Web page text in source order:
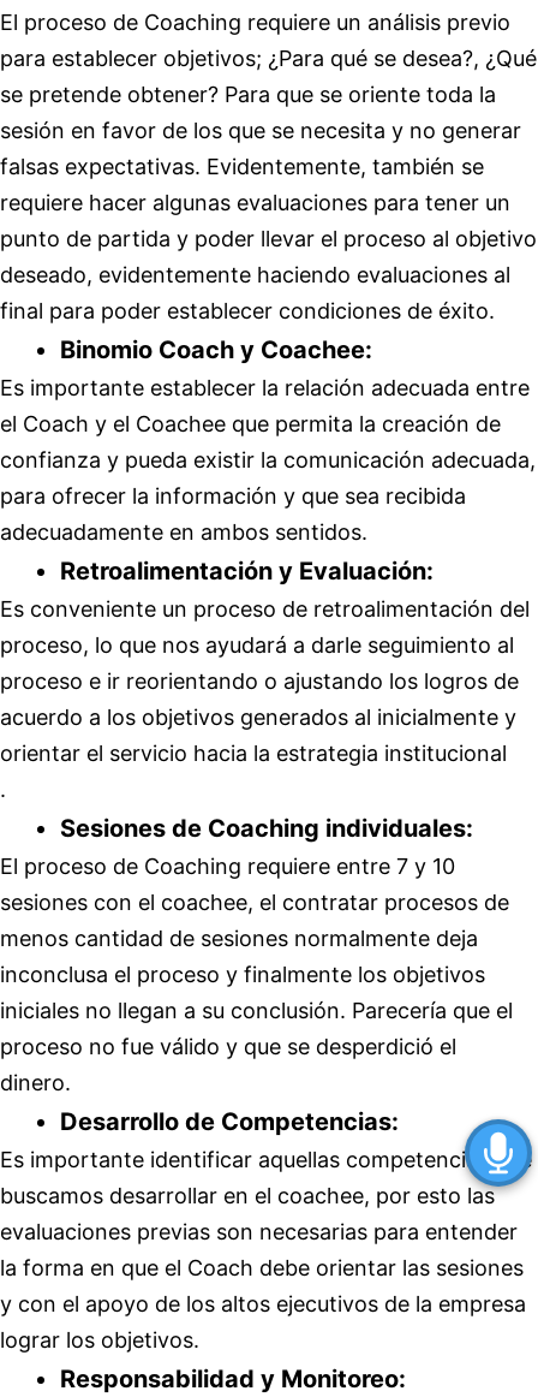
El proceso de Coaching requiere un análisis previo
para establecer objetivos; ¿Para qué se desea?, ¿Qué
se pretende obtener? Para que se oriente toda la
sesión en favor de los que se necesita y no generar
falsas expectativas. Evidentemente, también se
requiere hacer algunas evaluaciones para tener un
punto de partida y poder llevar el proceso al objetivo
deseado, evidentemente haciendo evaluaciones al
final para poder establecer condiciones de éxito.
Binomio Coach y Coachee:
Es importante establecer la relación adecuada entre
el Coach y el Coachee que permita la creación de
confianza y pueda existir la comunicación adecuada,
para ofrecer la información y que sea recibida
adecuadamente en ambos sentidos.
Retroalimentación y Evaluación:
Es conveniente un proceso de retroalimentación del
proceso, lo que nos ayudará a darle seguimiento al
proceso e ir reorientando o ajustando los logros de
acuerdo a los objetivos generados al inicialmente y
orientar el servicio hacia la estrategia institucional
.
Sesiones de Coaching individuales:
El proceso de Coaching requiere entre 7 y 10
sesiones con el coachee, el contratar procesos de
menos cantidad de sesiones normalmente deja
inconclusa el proceso y finalmente los objetivos
iniciales no llegan a su conclusión. Parecería que el
proceso no fue válido y que se desperdició el
dinero.
Desarrollo de Competencias:
Es importante identificar aquellas competencias que
buscamos desarrollar en el coachee, por esto las
evaluaciones previas son necesarias para entender
la forma en que el Coach debe orientar las sesiones
y con el apoyo de los altos ejecutivos de la empresa
lograr los objetivos.
Responsabilidad y Monitoreo: